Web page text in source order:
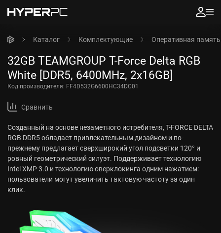
Каталог Комплектующие Оперативная память
32GB TEAMGROUP T-Force Delta RGB
White [DDR5, 6400MHz, 2x16GB]
Код производителя: FF4D532G6600HC34DC01
Сравнить
Созданный на основе незаметного истребителя, T-FORCE DELTA
RGB DDR5 обладает привлекательным дизайном и по-
прежнему предлагает сверхширокий угол подсветки 120° и
ровный геометрический силуэт. Поддерживает технологию
Intel XMP 3.0 и технологию оверклокинга одним нажатием:
пользователи могут увеличить тактовую частоту за один
клик.